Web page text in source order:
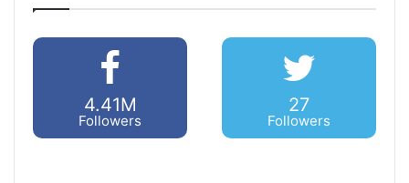
4.41M
Followers
27
Followers